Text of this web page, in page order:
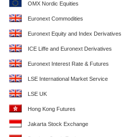
OMX Nordic Equities
Euronext Commodities
Euronext Equity and Index Derivatives
ICE Liffe and Euronext Derivatives
Euronext Interest Rate & Futures
LSE International Market Service
LSE UK
Hong Kong Futures
Jakarta Stock Exchange